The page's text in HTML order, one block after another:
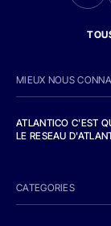
MIEUX NOUS
ATLANTICO C'EST
LE RESEAU
CATEGORIES